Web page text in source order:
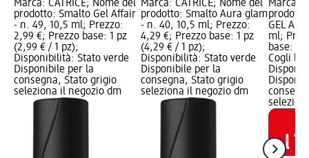
Marca: CATRICE; Nome del
prodotto: Smalto Gel Affair
- n. 49, 10,5 ml; Prezzo:
2,99 €; Prezzo base: 1 pz
(2,99 € / 1 pz);
Disponibilità: Stato verde
Disponibile per la
consegna, Stato grigio
seleziona il negozio dm
Marca: CATRICE; Nome del
prodotto: Smalto Aura glam
- n. 40, 10,5 ml; Prezzo:
4,29 €; Prezzo base: 1 pz
(4,29 € / 1 pz);
Disponibilità: Stato verde
Disponibile per la
consegna, Stato grigio
seleziona il negozio dm
Marca:
GEL
ml;
base: 1
Cogli